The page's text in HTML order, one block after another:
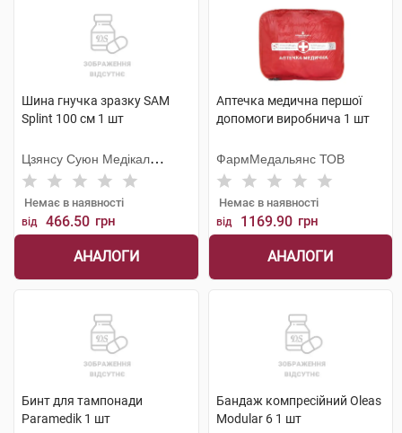
Шина гнучка зразку SAM
Splint 100 см 1 шт
Цзянсу Суюн Медікал
Метіріалс
Немає в наявності
від 466.50 грн
АНАЛОГИ
Аптечка медична першої
допомоги виробнича 1 шт
ФармМедальянс ТОВ
Немає в наявності
від 1169.90 грн
АНАЛОГИ
Бинт для тампонади
Paramedik 1 шт
Бандаж компресійний Oleas
Modular 6 1 шт